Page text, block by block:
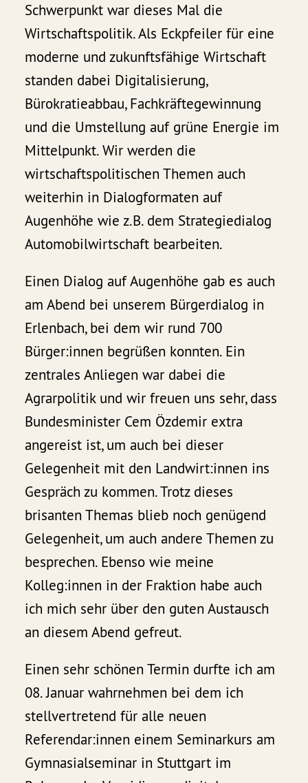
Schwerpunkt war dieses Mal die
Wirtschaftspolitik. Als Eckpfeiler für eine
moderne und zukunftsfähige Wirtschaft
standen dabei Digitalisierung,
Bürokratieabbau, Fachkräftegewinnung
und die Umstellung auf grüne Energie im
Mittelpunkt. Wir werden die
wirtschaftspolitischen Themen auch
weiterhin in Dialogformaten auf
Augenhöhe wie z.B. dem Strategiedialog
Automobilwirtschaft bearbeiten.
Einen Dialog auf Augenhöhe gab es auch
am Abend bei unserem Bürgerdialog in
Erlenbach, bei dem wir rund 700
Bürger:innen begrüßen konnten. Ein
zentrales Anliegen war dabei die
Agrarpolitik und wir freuen uns sehr, dass
Bundesminister Cem Özdemir extra
angereist ist, um auch bei dieser
Gelegenheit mit den Landwirt:innen ins
Gespräch zu kommen. Trotz dieses
brisanten Themas blieb noch genügend
Gelegenheit, um auch andere Themen zu
besprechen. Ebenso wie meine
Kolleg:innen in der Fraktion habe auch
ich mich sehr über den guten Austausch
an diesem Abend gefreut.
Einen sehr schönen Termin durfte ich am
08. Januar wahrnehmen bei dem ich
stellvertretend für alle neuen
Referendar:innen einem Seminarkurs am
Gymnasialseminar in Stuttgart im